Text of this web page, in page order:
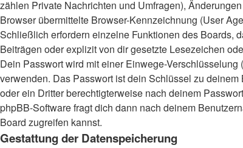
zählen Private Nachrichten und Umfragen),
Browser übermittelte Browser-Kennzeichnung (User
Schließlich erfordern einzelne Funktionen des Boards,
Beiträgen oder explizit von dir gesetzte Lesezeichen
Dein Passwort wird mit einer Einwege-
verwenden. Das Passwort ist dein Schlüssel zu
oder ein Dritter berechtigterweise nach deinem
phpBB-Software fragt dich dann nach deinem
Board zugreifen kannst.
Gestattung der Datenspeicherung